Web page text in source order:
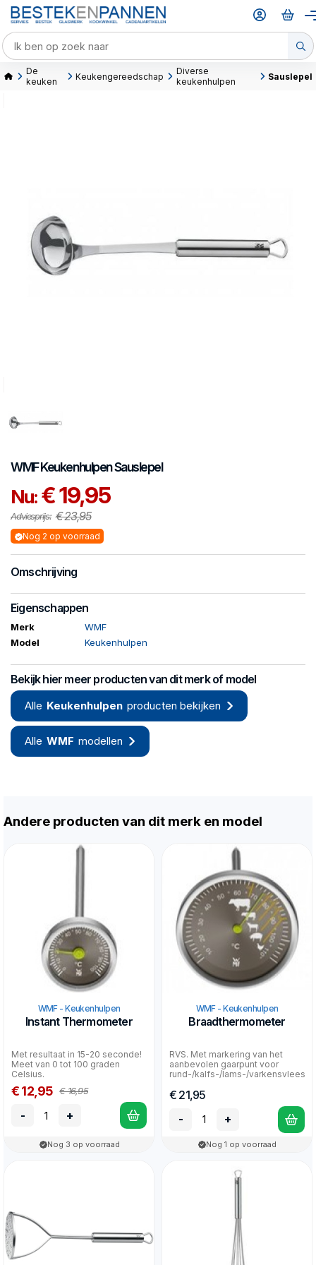
De
keuken
Keukengereedschap
Diverse
keukenhulpen
Sauslepel
WMFKeukenhulpenSauslepel
Nu:€ 19,95
Adviesprijs: € 23,95
Nog 2 op voorraad
Omschrijving
Eigenschappen
Merk
WMF
Model
Keukenhulpen
Bekijk hier meer producten van dit merk of model
Alle Keukenhulpen producten bekijken
Alle WMF modellen
Andere producten van dit merk en model
WMF - Keukenhulpen
Instant Thermometer
Met resultaat in 15-20 seconde!
Meet van 0 tot 100 graden
Celsius.
€ 12,95 € 16,95
- +
Nog 3 op voorraad
WMF - Keukenhulpen
Braadthermometer
RVS. Met markering van het
aanbevolen gaarpunt voor
rund-/kalfs-/lams-/varkensvlees
€ 21,95
-
+
Nog 1 op voorraad